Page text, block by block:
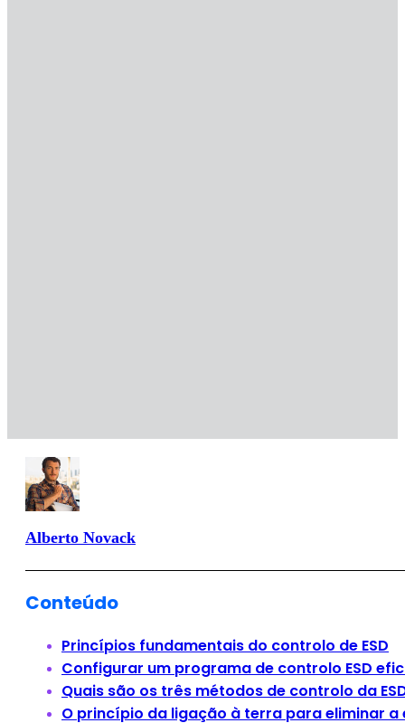
Alberto Novack
Conteúdo
Princípios fundamentais do controlo de ESD
Configurar um programa de controlo ESD
Quais são os três métodos de controlo da
O princípio da ligação à terra para eliminar